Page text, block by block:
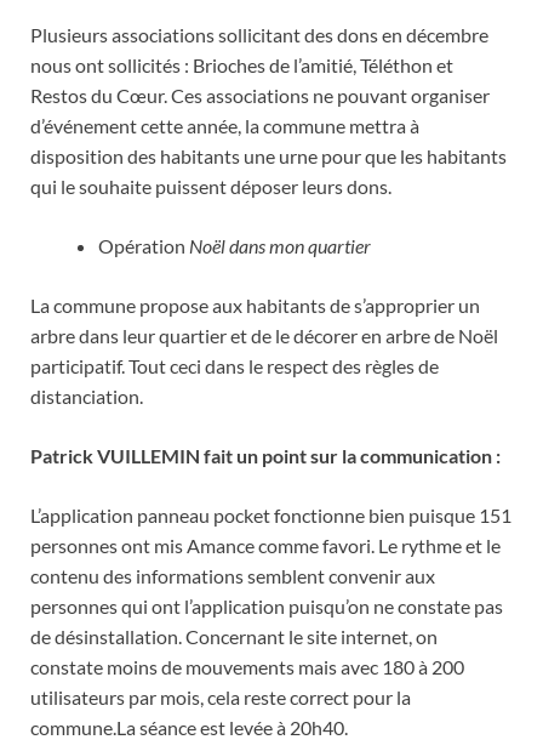
Plusieurs associations sollicitant des dons en décembre
nous ont sollicités : Brioches de l’amitié, Téléthon et
Restos du Cœur. Ces associations ne pouvant organiser
d’événement cette année, la commune mettra à
disposition des habitants une urne pour que les habitants
qui le souhaite puissent déposer leurs dons.
Opération Noël dans mon quartier
La commune propose aux habitants de s’approprier un
arbre dans leur quartier et de le décorer en arbre de Noël
participatif. Tout ceci dans le respect des règles de
distanciation.
Patrick VUILLEMIN fait un point sur la communication :
L’application panneau pocket fonctionne bien puisque 151
personnes ont mis Amance comme favori. Le rythme et le
contenu des informations semblent convenir aux
personnes qui ont l’application puisqu’on ne constate pas
de désinstallation. Concernant le site internet, on
constate moins de mouvements mais avec 180 à 200
utilisateurs par mois, cela reste correct pour la
commune.La séance est levée à 20h40.